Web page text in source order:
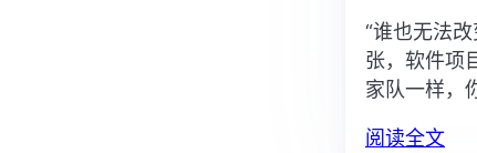
“谁也无法
张，软件项
家队一样，
阅读全文